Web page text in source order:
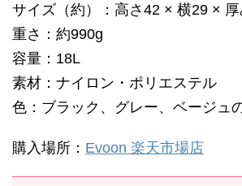
サイズ（約）：高さ42 × 横29 ×
重さ：約990g
容量：18L
素材：ナイロン・ポリエステル
色：ブラック、グレー、ベージュ
購入場所： Evoon 楽天市場店